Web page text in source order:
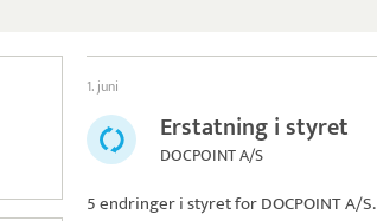
1. juni
Erstatning i styret
DOCPOINT A/S
5 endringer i styret forDOCPOINT A/S.